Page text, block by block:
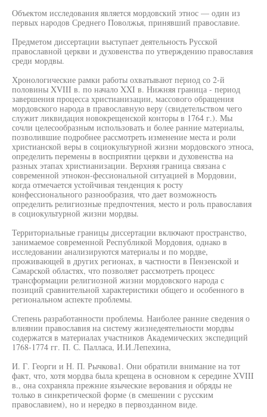
Объектом исследования является мордовский этнос — один из
первых народов Среднего Поволжья, принявший православие.
Предметом диссертации выступает деятельность Русской
православной церкви и духовенства по утверждению православия
среди мордвы.
Хронологические рамки работы охватывают период со 2-й
половины XVIII в. по начало XXI в. Нижняя граница - период
завершения процесса христианизации, массового обращения
мордовского народа в православную веру (свидетельством чего
служит ликвидация новокрещенской конторы в 1764 г.). Мы
сочли целесообразным использовать и более ранние материалы,
позволившие подробнее рассмотреть изменение места и роли
христианской веры в социокультурной жизни мордовского этноса,
определить перемены в восприятии церкви и духовенства на
разных этапах христианизации. Верхняя граница связана с
современной этнокон-фессиональной ситуацией в Мордовии,
когда отмечается устойчивая тенденция к росту
конфессионального разнообразия, что дает возможность
определить религиозные предпочтения, место и роль православия
в социокультурной жизни мордвы.
Территориальные границы диссертации включают пространство,
занимаемое современной Республикой Мордовия, однако в
исследовании анализируются материалы и по мордве,
проживающей в других регионах, в частности в Пензенской и
Самарской областях, что позволяет рассмотреть процесс
трансформации религиозной жизни мордовского народа с
позиций сравнительной характеристики общего и особенного в
региональном аспекте проблемы.
Степень разработанности проблемы. Наиболее ранние сведения о
влиянии православия на систему жизнедеятельности мордвы
содержатся в материалах участников Академических экспедиций
1768-1774 гг. П. С. Палласа, И.И.Лепехина,
И. Г. Георги и Н. П. Рычкова1. Они обратили внимание на тот
факт, что, хотя мордва была крещена в основном к середине XVIII
в., она сохраняла прежние языческие верования и обряды не
только в синкретической форме (в смешении с русским
православием), но и нередко в первозданном виде.